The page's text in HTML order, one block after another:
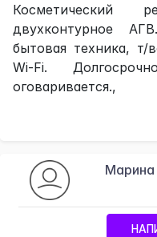
Косметический
двухконтурное
бытовая техника, т/
Wi-Fi.
оговаривается.,
Марина